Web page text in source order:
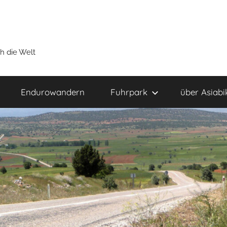
die Welt
Endurowandern Fuhrpark über